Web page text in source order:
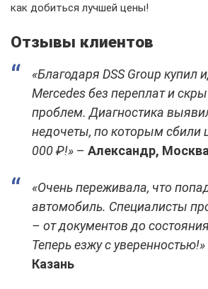
как добиться лучшей цены!
Отзывы клиентов
«Благодаря DSS Group купил
Mercedes без переплат и
проблем. Диагностика
недочеты, по которым сбили
000 ₽!» – Александр, Москва
«Очень переживала, что
автомобиль. Специалисты
– от документов до
Теперь езжу с уверенностью!»
Казань